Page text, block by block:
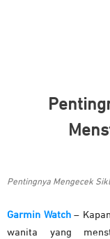
Pentingnya Mengecek
Garmin Watch–
wanita yang